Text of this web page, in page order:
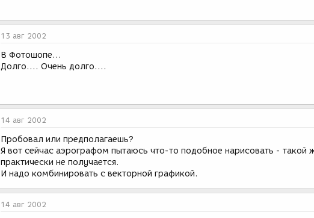
13 авг 2002
В Фотошопе...
Долго.... Очень долго....
14 авг 2002
Пробовал или предполагаешь?
Я вот сейчас аэрографом пытаюсь что-то подобное нарисовать - такой
практически не получается.
И надо комбинировать с векторной графикой.
14 авг 2002